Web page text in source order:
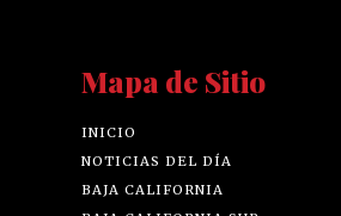
Mapa de Sitio
INICIO
NOTICIAS DEL DÍA
BAJA CALIFORNIA